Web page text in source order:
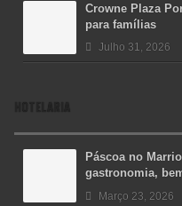
Crowne Plaza
para famílias
Julho 31, 2026
HOTELARIA
Páscoa no
gastronomia,
Março 23, 2026